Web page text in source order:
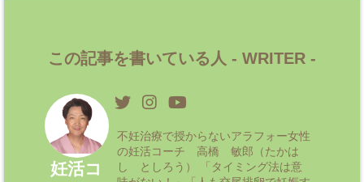
この記事を書いている人 - WRITER -
妊活コ
不妊治療で授からないアラフォー女性
の妊活コーチ 高橋 敏郎（たかは
し としろう） 「タイミング法は意